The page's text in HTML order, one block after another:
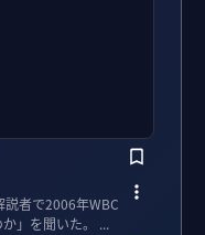
説者で2006年WBC
代表の里崎智也氏とスポーツライターの中島大輔氏に「WBCで日本は優勝できるのか」を聞いた。 ...